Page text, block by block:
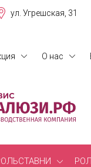
ул. Угрешская, 31
О нас